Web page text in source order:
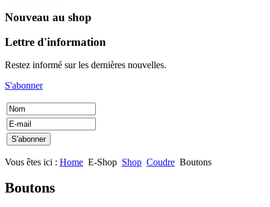
Nouveau au shop
Lettre d'information
Restez informé sur les dernières nouvelles.
S'abonner
Vous êtes ici : Home E-Shop Shop Coudre Boutons
Boutons